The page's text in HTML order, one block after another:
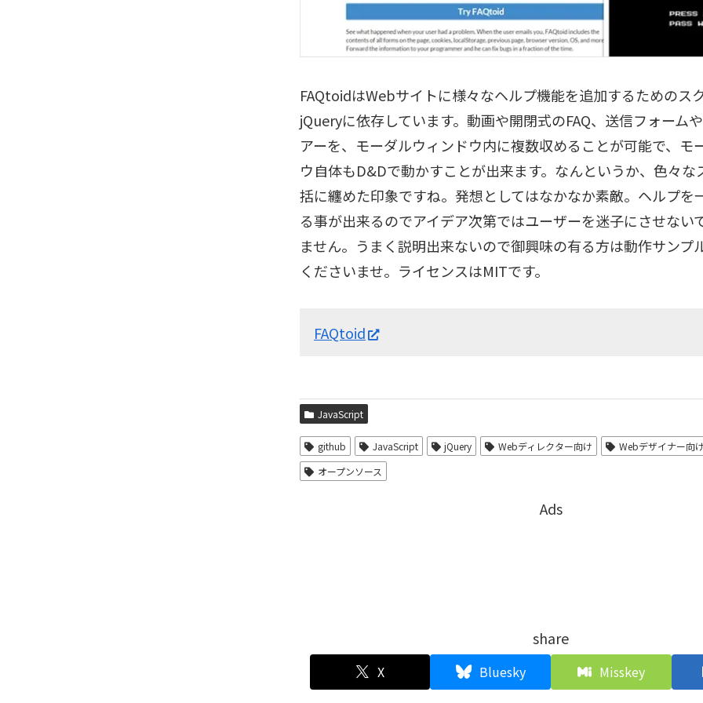
FAQtoidはWebサイトに様々なヘルプ機能を追加するためのス
jQueryに依存しています。動画や開閉式のFAQ、送信フォーム
アーを、モーダルウィンドウ内に複数収めることが可能で、モ
ウ自体もD&Dで動かすことが出来ます。なんというか、色々な
括に纏めた印象ですね。発想としてはなかなか素敵。ヘルプを
る事が出来るのでアイデア次第ではユーザーを迷子にさせない
ません。うまく説明出来ないので御興味の有る方は動作サンプ
くださいませ。ライセンスはMITです。
FAQtoid
JavaScript
github JavaScript jQuery Webディレクター向け
Webデザイナー向け
オープンソース
Ads
share
X Bluesky Misskey